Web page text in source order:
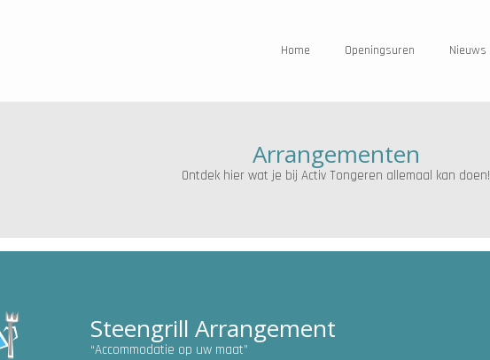
Home Openingsuren Nieuws
Arrangementen
Ontdek hier wat je bij Activ Tongeren allemaal kan doen!
Steengrill Arrangement
“Accommodatie op uw maat”